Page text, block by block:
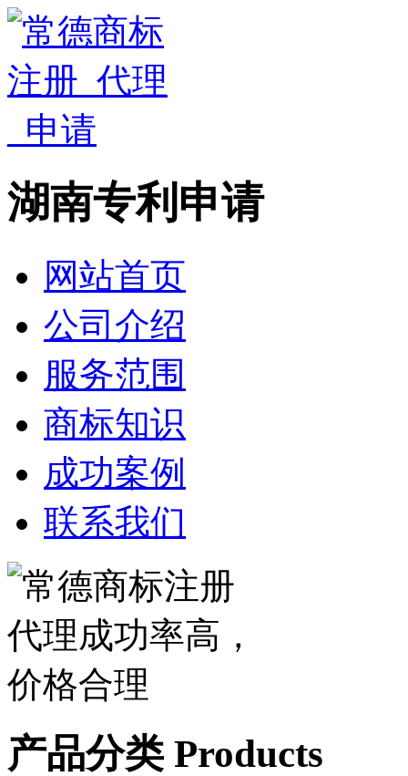
湖南专利申请
网站首页
公司介绍
服务范围
商标知识
成功案例
联系我们
产品分类Products